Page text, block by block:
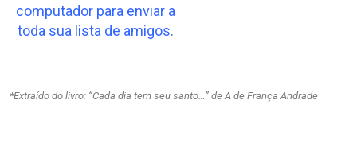
computador para enviar a
toda sua lista de amigos.
*Extraído do livro: “Cada dia tem seu santo…” de A de França Andrade